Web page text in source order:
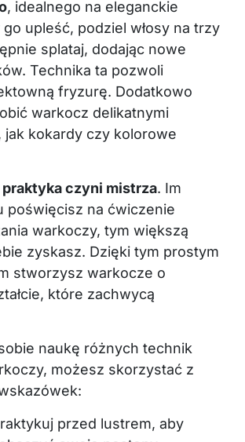
, idealnego na eleganckie
upleść, podziel włosy na trzy
splataj, dodając nowe
Technika ta pozwoli
fryzurę. Dodatkowo
warkocz delikatnymi
jak kokardy czy kolorowe
praktyka czyni mistrza. Im
poświęcisz na ćwiczenie
warkoczy, tym większą
zyskasz. Dzięki tym prostym
stworzysz warkocze o
które zachwycą
naukę różnych technik
możesz skorzystać z
przed lustrem, aby